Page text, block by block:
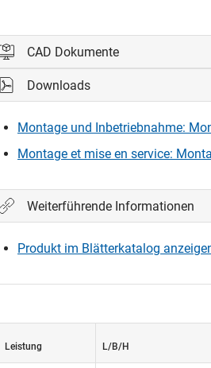
CAD Dokumente
Bitte einloggen, um die CAD‑Dateien
Einloggen
Downloads
Montage und Inbetriebnahme:
Montage et mise en service:
Weiterführende Informationen
Produkt im Blätterkatalog
Leistung L/B/H